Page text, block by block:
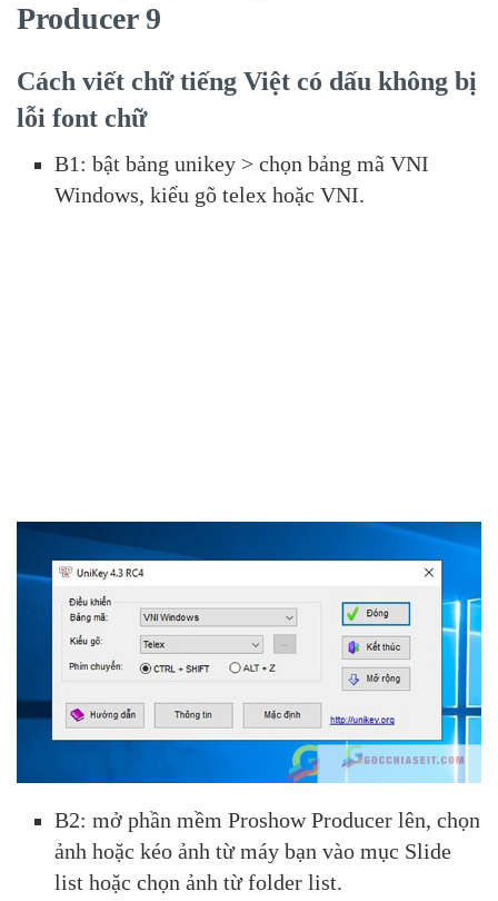
Producer 9
Cách viết chữ tiếng Việt có dấu không bị
lỗi font chữ
B1: bật bảng unikey > chọn bảng mã VNI
Windows, kiểu gõ telex hoặc VNI.
B2: mở phần mềm Proshow Producer lên, chọn
ảnh hoặc kéo ảnh từ máy bạn vào mục Slide
list hoặc chọn ảnh từ folder list.